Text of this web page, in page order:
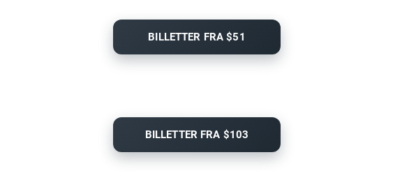
BILLETTER FRA $51
BILLETTER FRA $103